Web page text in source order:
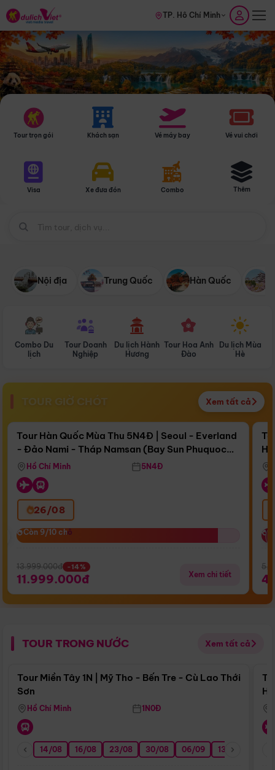
TP. Hồ Chí Minh
Tour trọn gói Khách sạn Vé máy bay Vé vui chơi
Visa Xe đưa đón Combo Thêm
Nội địa Trung Quốc Hàn Quốc
Combo Du
lịch
Tour Doanh
Nghiệp
Du lịch Hành
Hương
Tour Hoa Anh
Đào
Du lịch Mùa
Hè
TOUR GIỜ CHÓT Xem tất cả
Còn17 ngày 03:29:16
Bay Sun Phuquoc Airways
Điểm nổi bật
Tour Hàn Quốc Mùa Thu 5N4Đ | Seoul - Everland
- Đảo Nami - Tháp Namsan (Bay Sun Phuquoc
Airways)
Hồ Chí Minh 5N4Đ
26/08
Còn 9/10 chỗ
Còn 9/10 chỗ
13.999.000đ -14%
11.999.000đ Xem chi tiết
TOUR TRONG NƯỚC Xem tất cả
Điểm nổi bật
Tour Miền Tây 1N | Mỹ Tho - Bến Tre - Cù Lao Thới
Sơn
Hồ Chí Minh 1N0Đ
14/08 16/08 23/08 30/08 06/09 13/09